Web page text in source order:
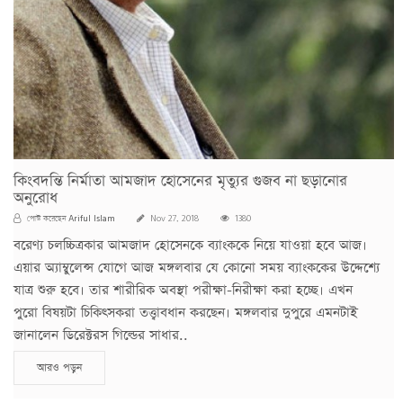
কিংবদন্তি নির্মাতা আমজাদ হোসেনের মৃত্যুর গুজব না ছড়ানোর
অনুরোধ
পোস্ট করেছেনAriful Islam Nov 27, 2018 1380
বরেণ্য চলচ্চিত্রকার আমজাদ হোসেনকে ব্যাংককে নিয়ে যাওয়া হবে আজ।
এয়ার অ্যাম্বুলেন্স যোগে আজ মঙ্গলবার যে কোনো সময় ব্যাংককের উদ্দেশ্যে
যাত্র শুরু হবে। তার শারীরিক অবস্থা পরীক্ষা-নিরীক্ষা করা হচ্ছে। এখন
পুরো বিষয়টা চিকিৎসকরা তত্ত্বাবধান করছেন। মঙ্গলবার দুপুরে এমনটাই
জানালেন ডিরেক্টরস গিল্ডের সাধার..
আরও পড়ুন